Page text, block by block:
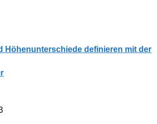
Höhenunterschiede definieren mit der